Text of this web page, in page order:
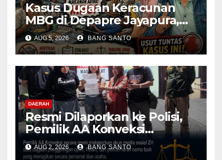
Kasus Dugaan Keracunan
MBG di Depapre Jayapura,
Aktivis Papua Minta
Operasional Dapur
Dihentikan & Evaluasi
Menyeluruh
AUG 5, 2026 BANG SANTO
DAERAH
Resmi Dilaporkan ke Polisi,
Pemilik AA Konveksi
Didampingi Tim Advokat
Lentera Netizen Indonesia (L-
AUG 2, 2026 BANG SANTO